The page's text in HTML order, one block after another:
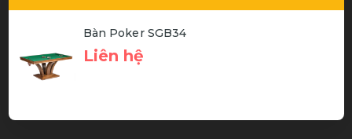
Bàn Poker SGB34
Liên hệ